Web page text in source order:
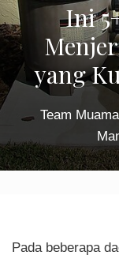
Ini
yang
Team
Pada beberapa